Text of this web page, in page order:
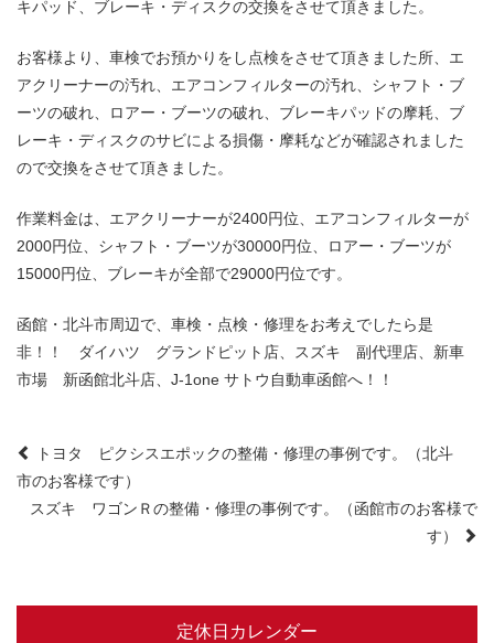
キパッド、ブレーキ・ディスクの交換をさせて頂きました。
お客様より、車検でお預かりをし点検をさせて頂きました所、エ
アクリーナーの汚れ、エアコンフィルターの汚れ、シャフト・ブ
ーツの破れ、ロアー・ブーツの破れ、ブレーキパッドの摩耗、ブ
レーキ・ディスクのサビによる損傷・摩耗などが確認されました
ので交換をさせて頂きました。
作業料金は、エアクリーナーが2400円位、エアコンフィルターが
2000円位、シャフト・ブーツが30000円位、ロアー・ブーツが
15000円位、ブレーキが全部で29000円位です。
函館・北斗市周辺で、車検・点検・修理をお考えでしたら是
非！！ ダイハツ グランドピット店、スズキ 副代理店、新車
市場 新函館北斗店、J-1one サトウ自動車函館へ！！
Post
navigation
トヨタ ピクシスエポックの整備・修理の事例です。（北斗
市のお客様です）
スズキ ワゴンＲの整備・修理の事例です。（函館市のお客様で
す）
定休日カレンダー